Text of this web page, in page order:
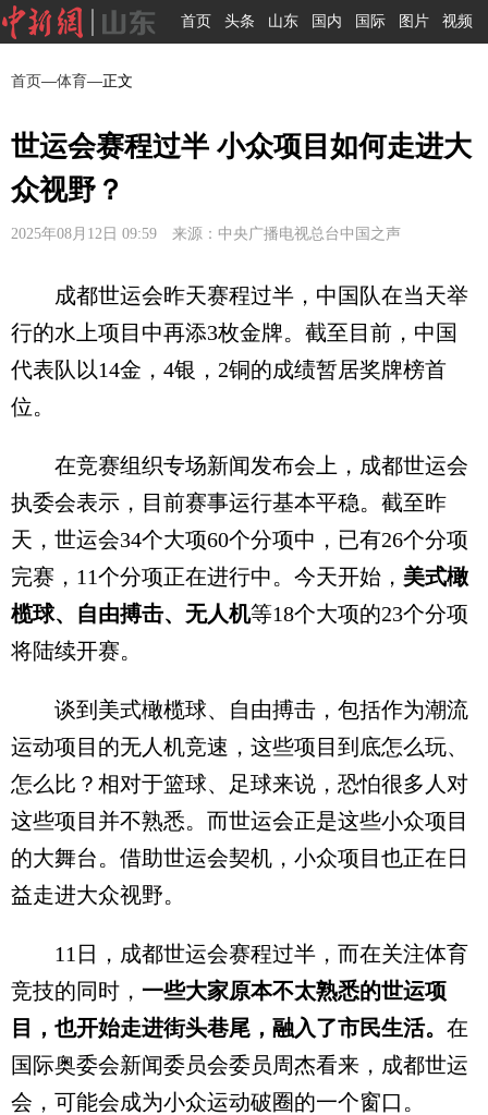
首页 头条 山东 国内 国际 图片 视频
首页—体育—正文
世运会赛程过半 小众项目如何走进大
众视野？
2025年08月12日 09:59 来源：中央广播电视总台中国之声
成都世运会昨天赛程过半，中国队在当天举
行的水上项目中再添3枚金牌。截至目前，中国
代表队以14金，4银，2铜的成绩暂居奖牌榜首
位。
在竞赛组织专场新闻发布会上，成都世运会
执委会表示，目前赛事运行基本平稳。截至昨
天，世运会34个大项60个分项中，已有26个分项
完赛，11个分项正在进行中。今天开始， 美式橄
榄球、自由搏击、无人机等18个大项的23个分项
将陆续开赛。
谈到美式橄榄球、自由搏击，包括作为潮流
运动项目的无人机竞速，这些项目到底怎么玩、
怎么比？相对于篮球、足球来说，恐怕很多人对
这些项目并不熟悉。而世运会正是这些小众项目
的大舞台。借助世运会契机，小众项目也正在日
益走进大众视野。
11日，成都世运会赛程过半，而在关注体育
竞技的同时， 一些大家原本不太熟悉的世运项
目，也开始走进街头巷尾，融入了市民生活。 在
国际奥委会新闻委员会委员周杰看来，成都世运
会，可能会成为小众运动破圈的一个窗口。